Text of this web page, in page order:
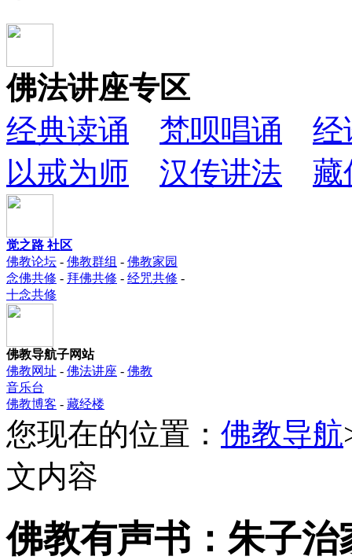
佛法讲座专区
经典读诵
梵呗唱诵
经
以戒为师
汉传讲法 藏
觉之路 社区
佛教论坛 - 佛教群组 - 佛教家园
念佛共修 - 拜佛共修 - 经咒共修 -
十念共修
佛教导航子网站
佛教网址 - 佛法讲座 - 佛教
音乐台
佛教博客 - 藏经楼
您现在的位置： 佛教导航
文内容
佛教有声书：朱子治